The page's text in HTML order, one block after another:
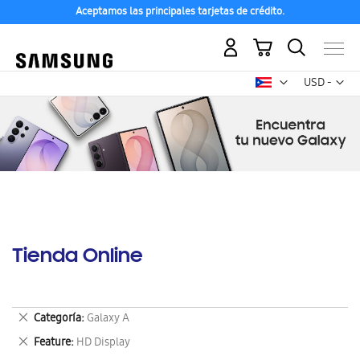
Aceptamos las principales tarjetas de crédito.
USD -
dólar
Mi carrito
Tienda Online
Categoría Galaxy A
Eliminar
este
artículo
Feature HD Display
Eliminar